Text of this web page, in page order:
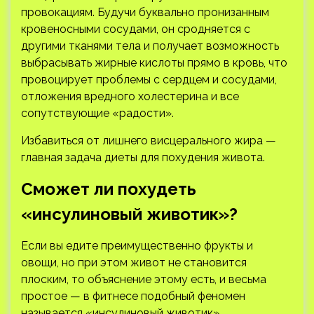
провокациям. Будучи буквально пронизанным
кровеносными сосудами, он сродняется с
другими тканями тела и получает возможность
выбрасывать жирные кислоты прямо в кровь, что
провоцирует проблемы с сердцем и сосудами,
отложения вредного холестерина и все
сопутствующие «радости».
Избавиться от лишнего висцерального жира —
главная задача диеты для похудения живота.
Сможет ли похудеть
«инсулиновый животик»?
Если вы едите преимущественно фрукты и
овощи, но при этом живот не становится
плоским, то объяснение этому есть, и весьма
простое — в фитнесе подобный феномен